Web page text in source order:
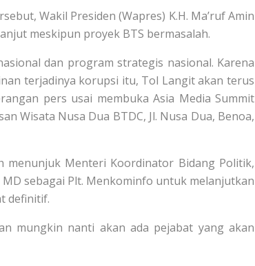
Wakil Presiden (Wapres) K.H. Ma’ruf Amin
meskipun proyek BTS bermasalah.
dan program strategis nasional. Karena
terjadinya korupsi itu, Tol Langit akan terus
pers usai membuka Asia Media Summit
Wisata Nusa Dua BTDC, Jl. Nusa Dua, Benoa,
menunjuk Menteri Koordinator Bidang Politik,
sebagai Plt. Menkominfo untuk melanjutkan
definitif.
mungkin nanti akan ada pejabat yang akan